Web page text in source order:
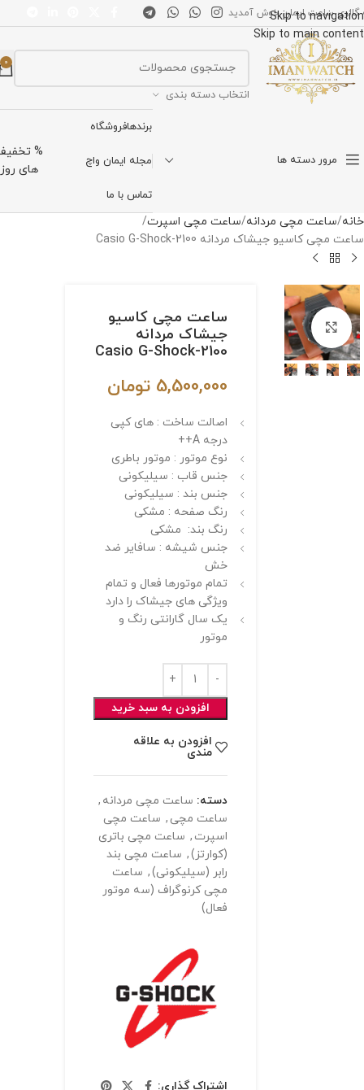
Skip to navigation
Skip to main content
گالری ساعت ایمان خوش آمدید
انتخاب دسته بندی
0
مرور دسته ها
برندهافروشگاه
مجله ایمان واچ
تماس با ما
%
های روز
خانه ساعت مچی مردانه ساعت مچی اسپرت
ساعت مچی کاسیو جیشاک مردانه Casio G-Shock-2100
برای بزرگنمایی کلیک کنیدساعت مچی کاسیو
جیشاک مردانه
Casio G-Shock-2100
5,500,000 تومان
اصالت ساخت : های کپی
درجه A++
نوع موتور : موتور باطری
جنس قاب : سیلیکونی
جنس بند : سیلیکونی
رنگ صفحه : مشکی
رنگ بند: مشکی
جنس شیشه : سافایر ضد
خش
تمام موتورها فعال و تمام
ویژگی های جیشاک را دارد
یک سال گارانتی رنگ و
موتور
افزودن به سبد خرید
افزودن به علاقه
مندی
دسته: ساعت مچی مردانه ,
ساعت مچی , ساعت مچی
اسپرت , ساعت مچی باتری
(کوارتز), ساعت مچی بند
رابر (سیلیکونی), ساعت
مچی کرنوگراف (سه موتور
فعال)
اشتراک گذاری: